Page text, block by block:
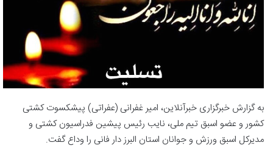
به گزارش خبرگزاری خبرآنلاین، امیر غفرانی (عفراتی) پیشکسوت کشتی
کشور و عضو اسبق تیم ملی، نایب رئیس پیشین فدراسیون کشتی و
مدیرکل اسبق ورزش و جوانان استان البرز دار فانی را وداع گفت.